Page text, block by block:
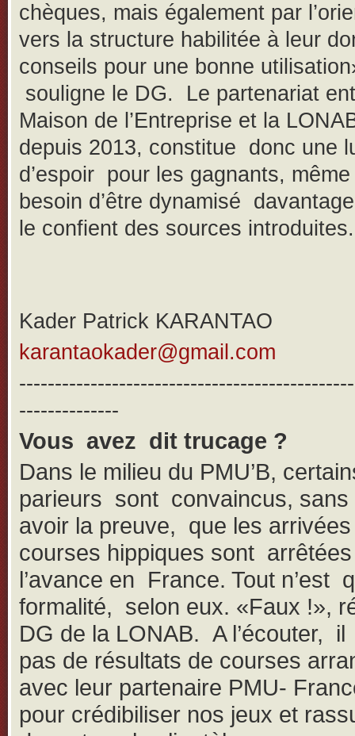
chèques, mais également par
vers la structure habilitée à leur
conseils pour une bonne
souligne le DG. Le partenariat
Maison de l’Entreprise et la
depuis 2013, constitue donc une
d’espoir pour les gagnants, même
besoin d’être dynamisé
le confient des sources introduites.
Kader Patrick KARANTAO
karantaokader@gmail.com
--------------
Vous avez dit trucage ?
Dans le milieu du PMU’B,
parieurs sont convaincus, sans
avoir la preuve, que les
courses hippiques sont
l’avance en France. Tout n’est
formalité, selon eux. «Faux !»,
DG de la LONAB. A l’écouter, il
pas de résultats de courses
avec leur partenaire PMU-
pour crédibiliser nos jeux et